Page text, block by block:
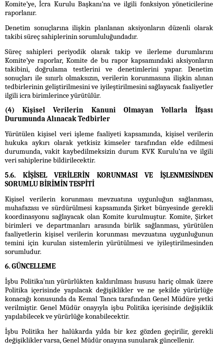
Komite’ye, İcra Kurulu Başkanı’na ve ilgili fonksiyon yöneticilerine
raporlanır.
Denetim sonuçlarına ilişkin planlanan aksiyonların düzenli olarak
takibi süreç sahiplerinin sorumluluğundadır.
Süreç sahipleri periyodik olarak takip ve ilerleme durumlarını
Komite’ye raporlar, Komite de bu rapor kapsamındaki aksiyonların
takibini, doğrulama testlerini ve denetimlerini yapar. Denetim
sonuçları ile sınırlı olmaksızın, verilerin korunmasına ilişkin alınan
tedbirlerinin geliştirilmesini ve iyileştirilmesini sağlayacak faaliyetler
ilgili icra birimlerince yürütülür.
(4) Kişisel Verilerin Kanuni Olmayan Yollarla İfşası
Durumunda Alınacak Tedbirler
Yürütülen kişisel veri işleme faaliyeti kapsamında, kişisel verilerin
hukuka aykırı olarak yetkisiz kimseler tarafından elde edilmesi
durumunda, vakit kaybedilmeksizin durum KVK Kurulu’na ve ilgili
veri sahiplerine bildirilecektir.
5.6. KİŞİSEL VERİLERİN KORUNMASI VE İŞLENMESİNDEN
SORUMLU BİRİMİN TESPİTİ
Kişisel verilerin korunması mevzuatına uygunluğun sağlanması,
muhafazası ve sürdürülmesi kapsamında Şirket bünyesinde gerekli
koordinasyonu sağlayacak olan Komite kurulmuştur. Komite, Şirket
birimleri ve departmanları arasında birlik sağlanması, yürütülen
faaliyetlerin kişisel verilerin korunması mevzuatına uygunluğunun
temini için kurulan sistemlerin yürütülmesi ve iyileştirilmesinden
sorumludur.
6. GÜNCELLEME
İşbu Politika’nın yürürlükten kaldırılması hususu hariç olmak üzere
Politika içerisinde yapılacak değişiklikler ve ne şekilde yürürlüğe
konacağı konusunda da Kemal Tanca tarafından Genel Müdüre yetki
verilmiştir. Genel Müdür onayıyla işbu Politika içerisinde değişiklik
yapılabilecek ve yürürlüğe konabilecektir.
İşbu Politika her halükarda yılda bir kez gözden geçirilir, gerekli
değişiklikler varsa, Genel Müdür onayına sunularak güncellenir.